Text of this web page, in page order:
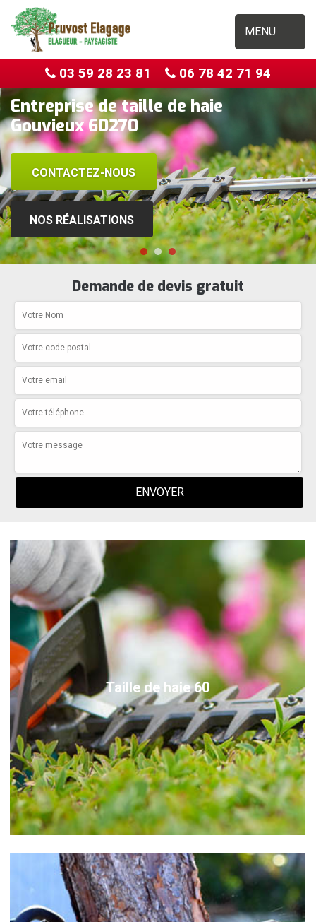
MENU
03 59 28 23 81 06 78 42 71 94
Entreprise de taille de haie
Gouvieux 60270
CONTACTEZ-NOUS
NOS RÉALISATIONS
Demande de devis gratuit
Taille de haie 60